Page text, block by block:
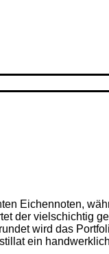
Eichen­noten,
der vielschichtig
wird das
ein